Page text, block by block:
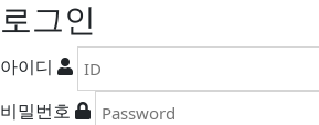
로그인
아이디
비밀번호